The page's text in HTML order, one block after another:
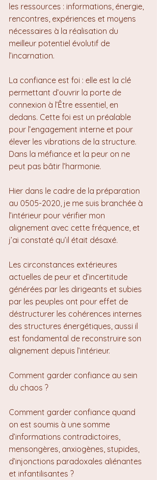
les ressources : informations, énergie,
rencontres, expériences et moyens
nécessaires à la réalisation du
meilleur potentiel évolutif de
l’incarnation.
La confiance est foi : elle est la clé
permettant d’ouvrir la porte de
connexion à l’Être essentiel, en
dedans. Cette foi est un préalable
pour l’engagement interne et pour
élever les vibrations de la structure.
Dans la méfiance et la peur on ne
peut pas bâtir l’harmonie.
Hier dans le cadre de la préparation
au 0505-2020, je me suis branchée à
l’intérieur pour vérifier mon
alignement avec cette fréquence, et
j’ai constaté qu’il était désaxé.
Les circonstances extérieures
actuelles de peur et d’incertitude
générées par les dirigeants et subies
par les peuples ont pour effet de
déstructurer les cohérences internes
des structures énergétiques, aussi il
est fondamental de reconstruire son
alignement depuis l’intérieur.
Comment garder confiance au sein
du chaos ?
Comment garder confiance quand
on est soumis à une somme
d’informations contradictoires,
mensongères, anxiogènes, stupides,
d’injonctions paradoxales aliénantes
et infantilisantes ?